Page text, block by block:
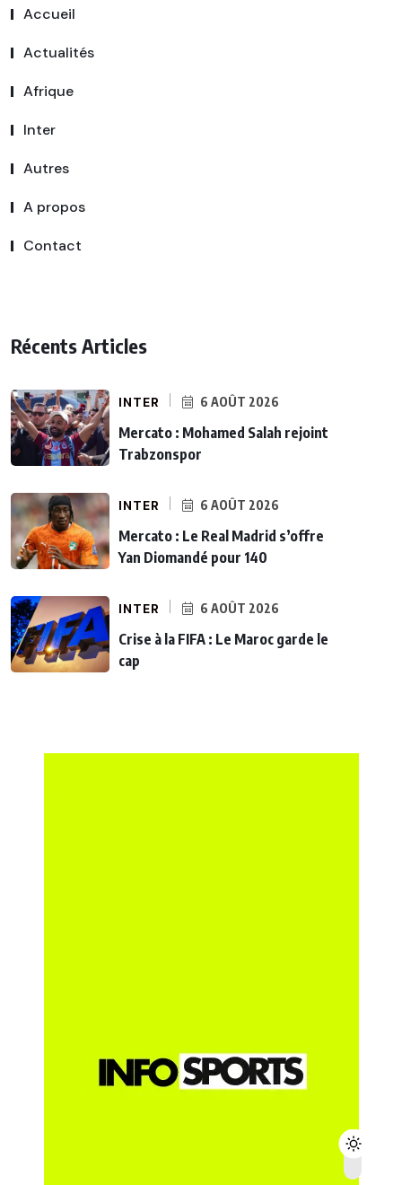
Accueil
Actualités
Afrique
Inter
Autres
A propos
Contact
Récents Articles
INTER 6 AOÛT 2026
Mercato : Mohamed Salah rejoint
Trabzonspor
INTER 6 AOÛT 2026
Mercato : Le Real Madrid s’offre
Yan Diomandé pour 140
INTER 6 AOÛT 2026
Crise à la FIFA : Le Maroc garde le
cap